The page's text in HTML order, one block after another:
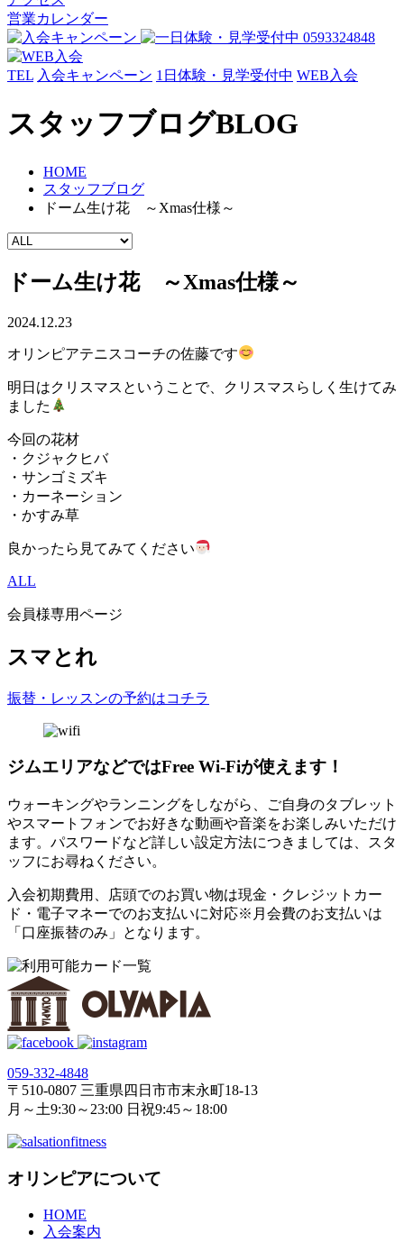
営業カレンダー
TEL 入会キャンペーン 1日体験・見学受付中 WEB入会
スタッフブログBLOG
HOME
スタッフブログ
ドーム生け花 ～Xmas仕様～
ドーム生け花 ～Xmas仕様～
2024.12.23
オリンピアテニスコーチの佐藤です
明日はクリスマスということで、クリスマスらしく生けてみ
ました
今回の花材
・クジャクヒバ
・サンゴミズキ
・カーネーション
・かすみ草
良かったら見てみてください
ALL
会員様専用ページ
スマとれ
振替・レッスンの予約はコチラ
ジムエリアなどではFree Wi-Fiが使えます！
ウォーキングやランニングをしながら、ご自身のタブレット
やスマートフォンでお好きな動画や音楽をお楽しみいただけ
ます。パスワードなど詳しい設定方法につきましては、スタ
ッフにお尋ねください。
入会初期費用、店頭でのお買い物は現金・クレジットカー
ド・電子マネーでのお支払いに対応※月会費のお支払いは
「口座振替のみ」となります。
059‐332‐4848
〒510-0807 三重県四日市市末永町18‐13
月～土9:30～23:00 日祝9:45～18:00
オリンピアについて
HOME
入会案内